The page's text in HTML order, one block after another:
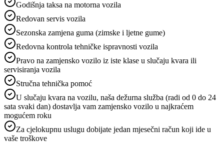
Godišnja taksa na motorna vozila
Redovan servis vozila
Sezonska zamjena guma (zimske i ljetne gume)
Redovna kontrola tehničke ispravnosti vozila
Pravo na zamjensko vozilo iz iste klase u slučaju kvara ili
servisiranja vozila
Stručna tehnička pomoć
U slučaju kvara na vozilu, naša dežurna služba (radi od 0 do 24
sata svaki dan) dostavlja vam zamjensko vozilo u najkraćem
mogućem roku
Za cjelokupnu uslugu dobijate jedan mjesečni račun koji ide u
vaše troškove